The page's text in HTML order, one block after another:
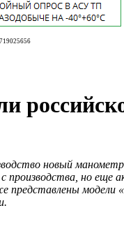
новый
но еще
модели